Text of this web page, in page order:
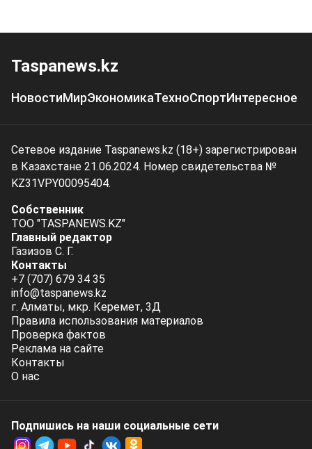
Taspanews.kz
НовостиМирЭкономикаТехноСпортИнтересное
Сетевое издание Taspanews.kz (18+) зарегистрирован
в Казахстане 21.06.2024. Номер свидетельства №
KZ31VPY00095404.
Собственник
ТОО "TASPANEWS.KZ"
Главный редактор
Газизов С. Г.
Контакты
+7 (707) 679 34 35
info@taspanews.kz
г. Алматы, мкр. Керемет, 3Д
Правила использования материалов
Проверка фактов
Реклама на сайте
Контакты
О нас
Подпишись на наши социальные cети